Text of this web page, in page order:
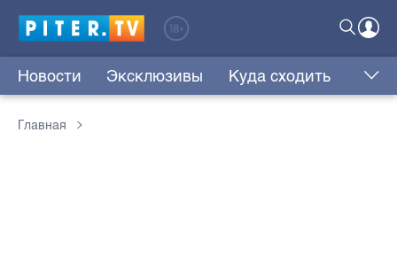
Новости Эксклюзивы Куда сходить
Главная